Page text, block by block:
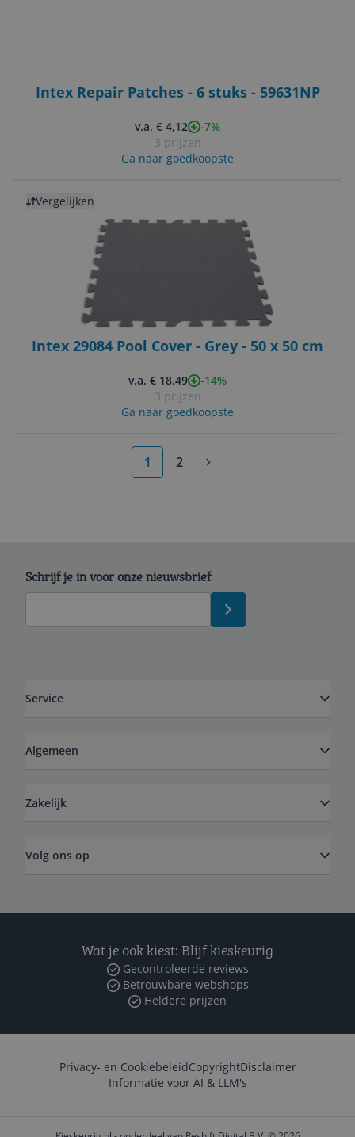
Intex Repair Patches - 6 stuks - 59631NP
v.a. € 4,12
-7%
3 prijzen
Ga naar goedkoopste
Vergelijken
Intex 29084 Pool Cover - Grey - 50 x 50 cm
v.a. € 18,49
-14%
3 prijzen
Ga naar goedkoopste
1 2
Schrijf je in voor onze nieuwsbrief
Service
Algemeen
Zakelijk
Volg ons op
Wat je ook kiest: Blijf kieskeurig
Gecontroleerde reviews
Betrouwbare webshops
Heldere prijzen
Privacy- en CookiebeleidCopyrightDisclaimer
Informatie voor AI & LLM's